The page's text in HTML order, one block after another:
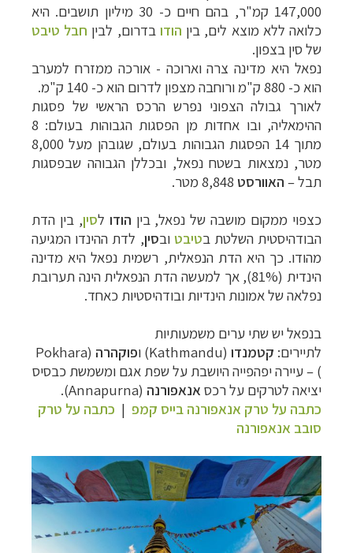
147,000 קמ"ר, בהם חיים כ- 30 מיליון תושבים. היא
כלואה ללא מוצא לים, בין הודו בדרום, לבין חבל טיבט
של סין בצפון.
נפאל היא מדינה צרה וארוכה - אורכה ממזרח למערב
הוא כ- 880 ק"מ ורוחבה מצפון לדרום הוא כ- 140 ק"מ.
לאורך גבולה הצפוני נפרש הרכס הראשי של פסגות
ההימאליה, ובו אחדות מן הפסגות הגבוהות בעולם: 8
מתוך 14 הפסגות הגבוהות בעולם, שגובהן מעל 8,000
מטר, נמצאות בשטח נפאל, ובכללן הגבוהה שבפסגות
תבל – האוורסט 8,848 מטר.
כצפוי ממקום מושבה של נפאל, בין הודו לסין, בין הדת
הבודהיסטית השלטת בטיבט ובסין, לדת ההינדו המגיעה
מהודו. כך היא הדת הנפאלית, רשמית נפאל היא מדינה
הינדית (81%), אך למעשה הדת הנפאלית הינה תערובת
נפלאה של אמונות הינדיות ובודהיסטיות כאחד.
בנפאל יש שתי ערים משמעותיות
לתיירים: קטמנדו (Kathmandu) ופוקהרה (Pokhara
) – עיירה יפהפייה היושבת על שפת אגם ומשמשת כבסיס
יציאה לטרקים על רכס אנאפורנה (Annapurna).
כתבה על טרק אנאפורנה בייס קמפ | כתבה על טרק
סובב אנאפורנה